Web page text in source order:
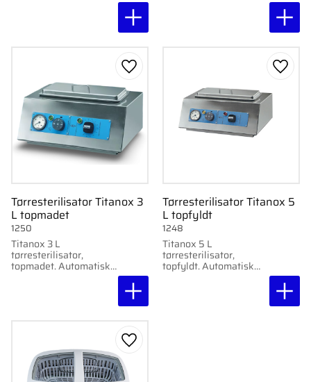
Tørresterilisator Titanox 3
L topmadet
Titanox 3 L
tørresterilisator,
topmadet. Automatisk
termostat, timer 0–120
1250
Gem som favorit
Tørresterilisator Titanox 5
L topfyldt
Titanox 5 L
tørresterilisator,
topfyldt. Automatisk
termostat, timer 0–120
1248
Gem
Gem som favorit